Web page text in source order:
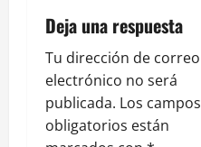
ó
n
d
Deja una respuesta
Tu dirección de correo
electrónico no será
publicada. Los campos
obligatorios están